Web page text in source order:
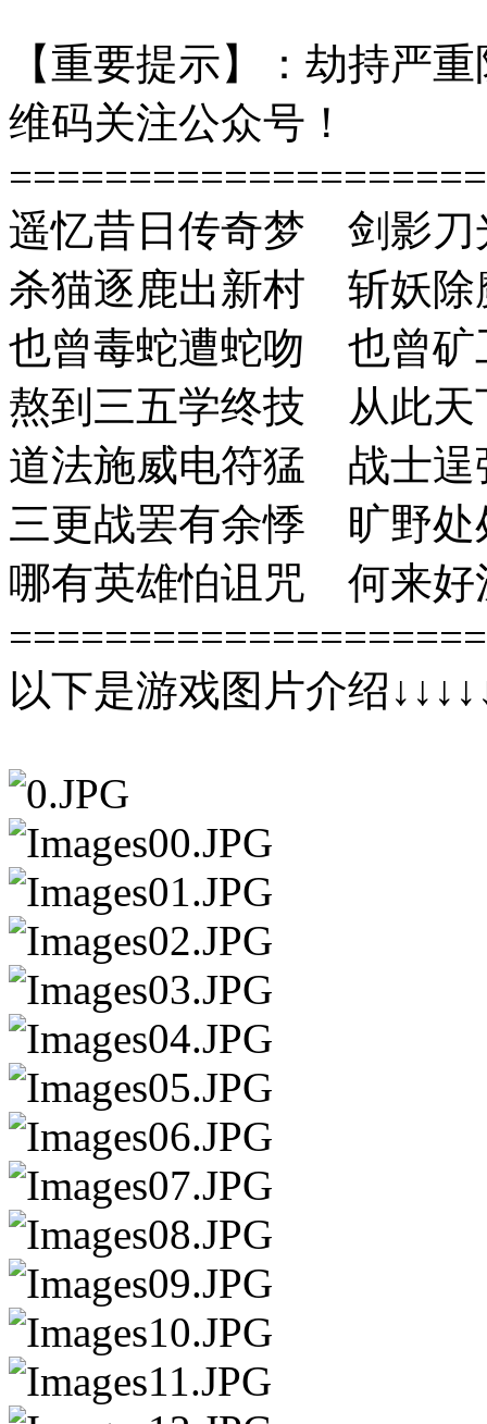
【重要提示】：劫持严
维码关注公众号！
遥忆昔日传奇梦 剑影
杀猫逐鹿出新村 斩妖
也曾毒蛇遭蛇吻 也曾
熬到三五学终技 从此
道法施威电符猛 战士
三更战罢有余悸 旷野
哪有英雄怕诅咒 何来
以下是游戏图片介绍